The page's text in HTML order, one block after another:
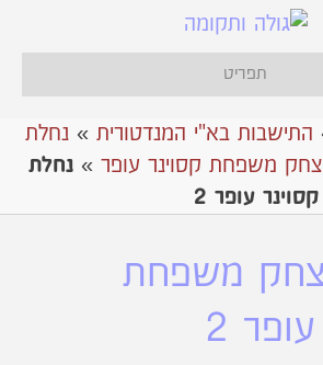
תפריט
התישבות בא"י המנדטורית » נחלת
משפחת קסוינר עופר » נחלת
עופר 2
משפחת
2